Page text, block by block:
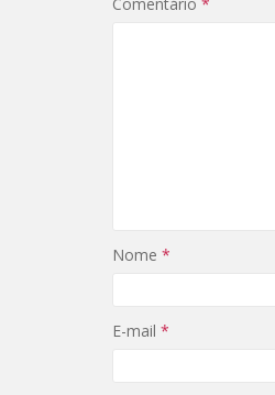
Nome *
E-mail *